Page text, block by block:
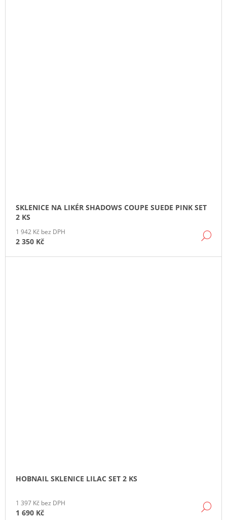
SKLENICE NA LIKÉR SHADOWS COUPE SUEDE PINK SET
2 KS
1 942 Kč bez DPH
2 350 Kč
HOBNAIL SKLENICE LILAC SET 2 KS
1 397 Kč bez DPH
1 690 Kč